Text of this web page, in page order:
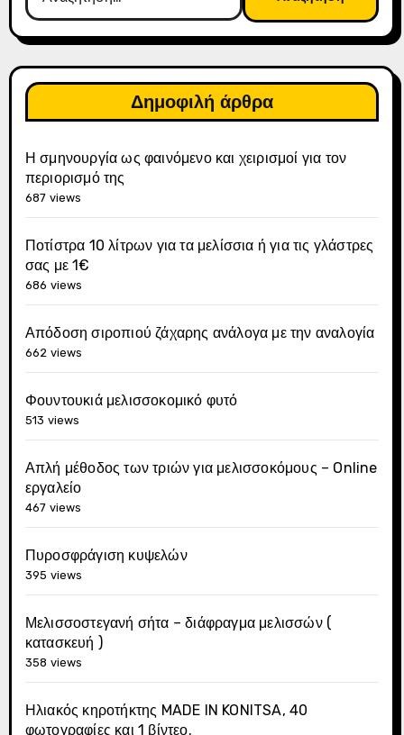
για:
Δημοφιλή άρθρα
Η σμηνουργία ως φαινόμενο και χειρισμοί για τον
περιορισμό της
687 views
Ποτίστρα 10 λίτρων για τα μελίσσια ή για τις γλάστρες
σας με 1€
686 views
Απόδοση σιροπιού ζάχαρης ανάλογα με την αναλογία
662 views
Φουντουκιά μελισσοκομικό φυτό
513 views
Απλή μέθοδος των τριών για μελισσοκόμους – Online
εργαλείο
467 views
Πυροσφράγιση κυψελών
395 views
Μελισσοστεγανή σήτα – διάφραγμα μελισσών (
κατασκευή )
358 views
Ηλιακός κηροτήκτης MADE IN KONITSA, 40
φωτογραφίες και 1 βίντεο.